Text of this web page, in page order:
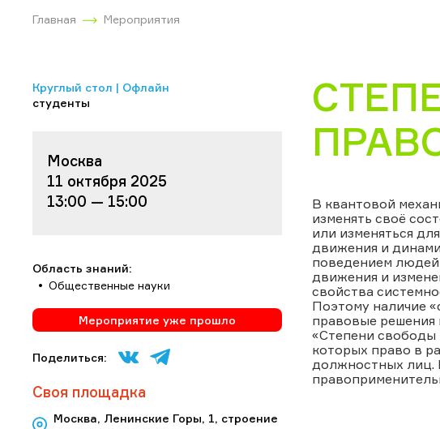
Главная Мероприятия
Круглый стол | Офлайн
студенты
Москва
11 октября 2025
13:00 — 15:00
Область знаний:
Общественные науки
Мероприятие уже прошло
Поделиться:
Своя площадка
Москва, Ленинские Горы, 1, строение
В квантовой
изменять своё
или изменяться
движения и
поведением людей
движения и
свойства
Поэтому наличие
правовые решения
«Степени свободы
которых право в
должностных лиц.